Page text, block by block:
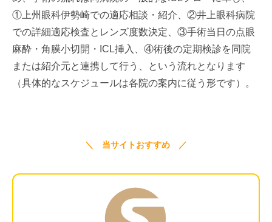
①上州眼科伊勢崎での適応相談・紹介、②井上眼科病院
での詳細適応検査とレンズ度数決定、③手術当日の点眼
麻酔・角膜小切開・ICL挿入、④術後の定期検診を同院
または紹介元と連携して行う、という流れとなります
（具体的なスケジュールは各院の案内に従う形です）。
＼ 当サイトおすすめ ／